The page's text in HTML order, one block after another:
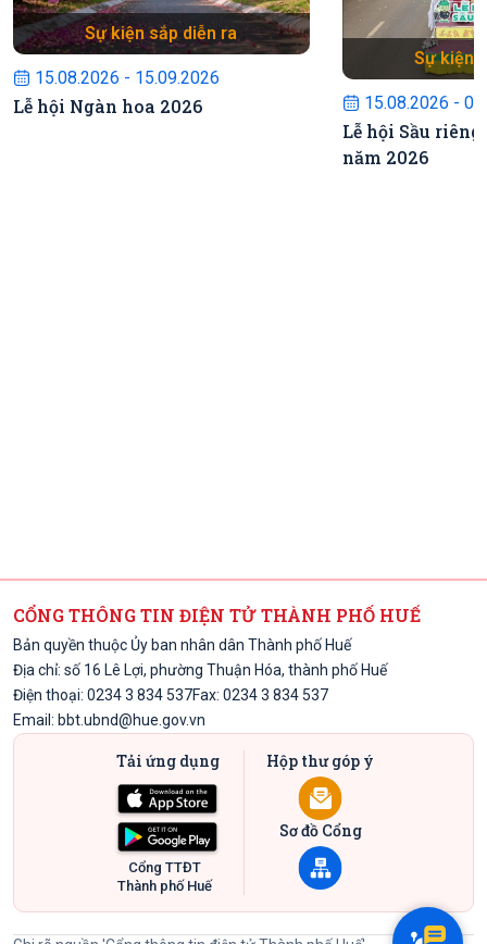
Sự kiện sắp diễn ra
15.08.2026 - 15.09.2026
Lễ hội Ngàn hoa 2026
Sự kiện
15.08.2026 -
Lễ hội Sầu
năm 2026
CỔNG THÔNG TIN ĐIỆN TỬ THÀNH PHỐ HUẾ
Bản quyền thuộc Ủy ban nhân dân Thành phố Huế
Địa chỉ: số 16 Lê Lợi, phường Thuận Hóa, thành phố Huế
Điện thoại: 0234 3 834 537Fax: 0234 3 834 537
Email: bbt.ubnd@hue.gov.vn
Tải ứng dụng
Cổng TTĐT
Thành phố Huế
Hộp thư góp ý
Sơ đồ Cổng